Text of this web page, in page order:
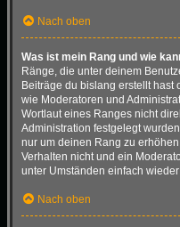
Nach oben
Was ist mein Rang und wie
Ränge, die unter deinem
Beiträge du bislang erstellt hast
wie Moderatoren und
Wortlaut eines Ranges nicht
Administration festgelegt
nur um deinen Rang zu
Verhalten nicht und ein
unter Umständen einfach wieder
Nach oben